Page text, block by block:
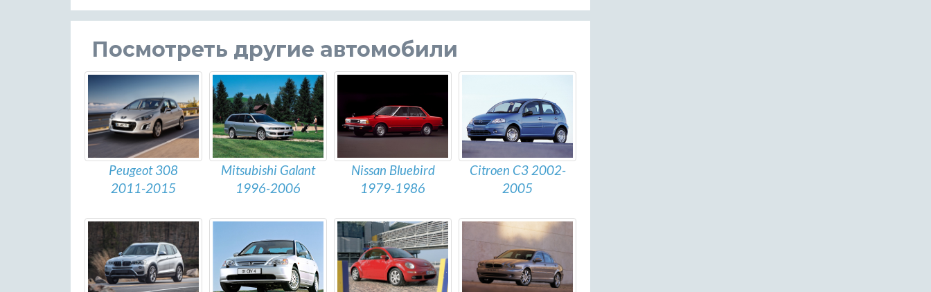
Посмотреть другие автомобили
Peugeot 308
2011-2015
Mitsubishi Galant
1996-2006
Nissan Bluebird
1979-1986
Citroen C3 2002-
2005